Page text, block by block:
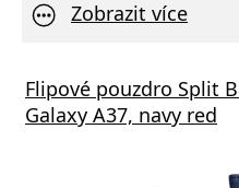
Zobrazit více
Flipové pouzdro Split
Galaxy A37, navy red